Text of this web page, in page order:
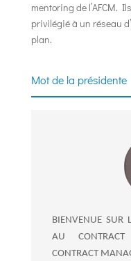
mentoring de l’AFCM.
privilégié à un réseau
plan.
Mot de la présidente
BIENVENUE SUR
AU
CONTRACT